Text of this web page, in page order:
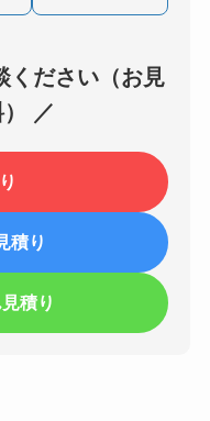
ください（お見
／
積り
積り